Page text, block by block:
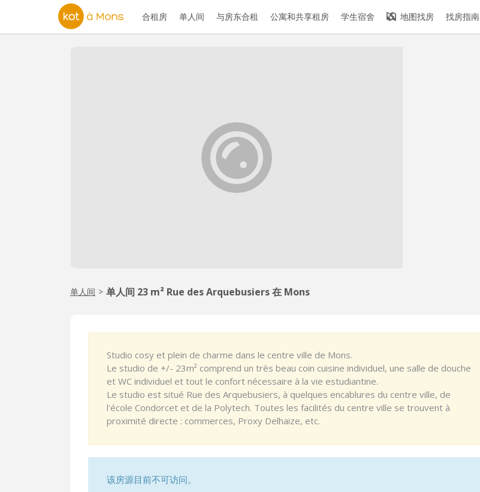
合租房 单人间 与房东合租 公寓和共享租房 学生宿舍 地图找房 找房指南
单人间 > 单人间 23 m² Rue des Arquebusiers 在 Mons
Studio cosy et plein de charme dans le centre ville de Mons.
Le studio de +/- 23m² comprend un très beau coin cuisine individuel, une salle de douche
et WC individuel et tout le confort nécessaire à la vie estudiantine.
Le studio est situé Rue des Arquebusiers, à quelques encablures du centre ville, de
l'école Condorcet et de la Polytech. Toutes les facilités du centre ville se trouvent à
proximité directe : commerces, Proxy Delhaize, etc.
该房源目前不可访问。